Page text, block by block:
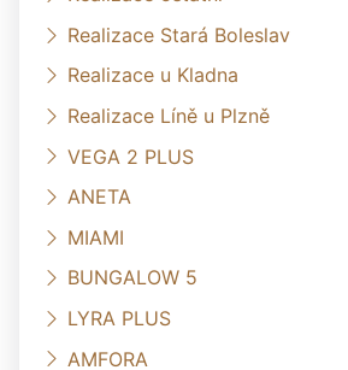
Realizace Stará Boleslav
Realizace u Kladna
Realizace Líně u Plzně
VEGA 2 PLUS
ANETA
MIAMI
BUNGALOW 5
LYRA PLUS
AMFORA